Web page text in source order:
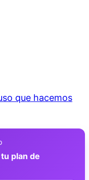
que hacemos
plan de